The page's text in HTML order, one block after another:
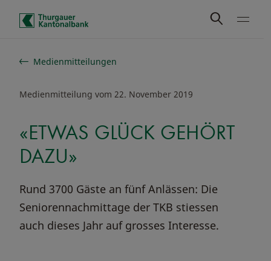
Schnelle Navigation
Medienmitteilungen
Medienmitteilung vom 22. November 2019
«ETWAS GLÜCK GEHÖRT
DAZU»
Rund 3700 Gäste an fünf Anlässen: Die
Seniorennachmittage der TKB stiessen
auch dieses Jahr auf grosses Interesse.